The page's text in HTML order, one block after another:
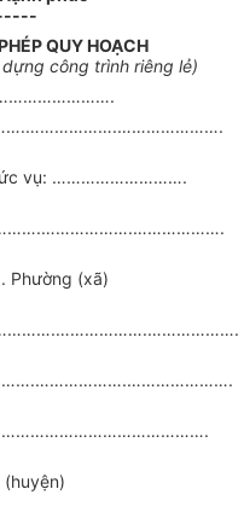
QUY HOẠCH
công trình riêng lẻ)
vụ: ……………………….
(xã)
…………………………………….